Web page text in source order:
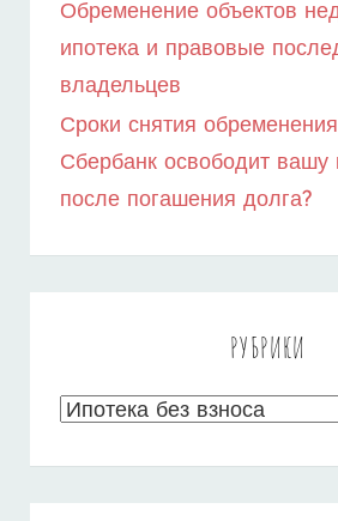
Обременение объектов
ипотека и правовые
владельцев
Сроки снятия
Сбербанк освободит вашу
после погашения долга?
РУБРИКИ
Рубрики